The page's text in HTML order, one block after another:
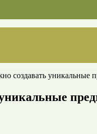
создавать уникальные